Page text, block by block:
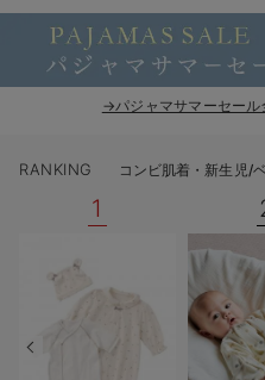
ベビー ブルマ
ベビー スカート
ベビー アウター
スタイ・よだれかけ（新生児・ベビー
ベビー帽子（新生児・乳児）
ベビー 雑貨 小物
ベビー安全グッズ
メモリアルグッズ
赤ちゃん 洗剤・洗濯用品・お掃除
ベビーの動物なりきり特集
ベビー 夏のお役立ちグッズ特集
袴ロンパース特集
【アウトレット】パジャマ
【アウトレット】インナー
コットン素材
Tシャツブラ
親子セット
快適機能ウェア特集 トップス
→パジャマサマーセール
RANKING コンビ肌着・新生児/
1